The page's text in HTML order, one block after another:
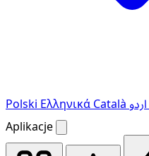
Polski Ελληνικά Català
Aplikacje